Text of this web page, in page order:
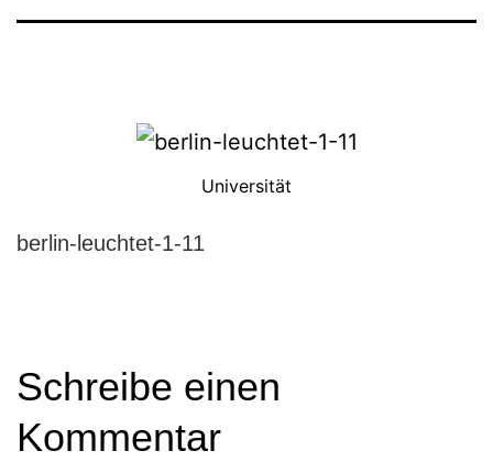
Universität
berlin-leuchtet-1-11
Schreibe einen
Kommentar